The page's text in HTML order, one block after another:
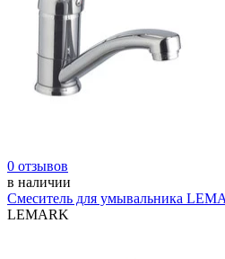
0 отзывов
в наличии
Смеситель для умывальника
LEMARK